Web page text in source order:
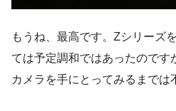
もうね、最高です。Zシリーズ
ては予定調和ではあったのです
カメラを手にとってみるまでは